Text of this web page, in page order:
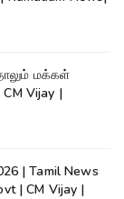
மக்கள்
Vijay |
| Tamil News
| CM Vijay |